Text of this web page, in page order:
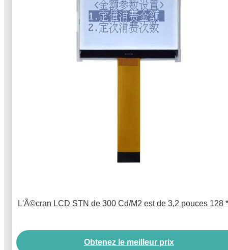
L'Ã©cran LCD STN de 300 Cd/M2 est de 3,2 pouces 128
Obtenez le meilleur prix